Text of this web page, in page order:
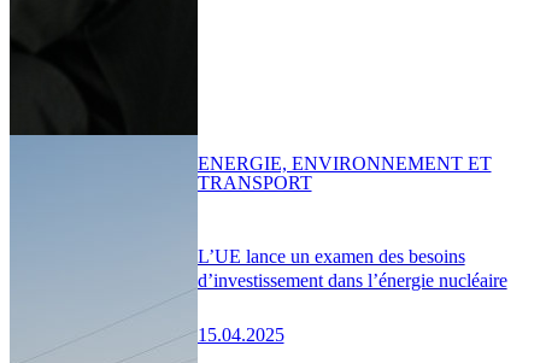
L’UE lance un examen des besoins
d’investissement dans l’énergie nucléaire
15.04.2025
ENERGIE, ENVIRONNEMENT ET
TRANSPORT